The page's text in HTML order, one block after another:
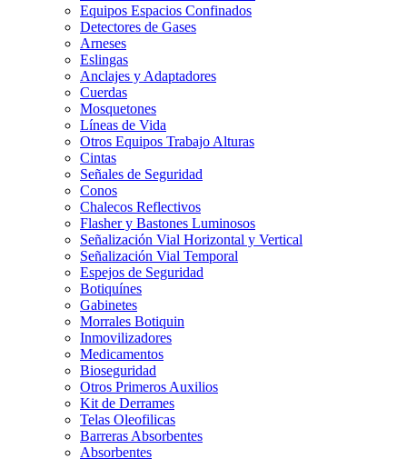
Equipos Espacios Confinados
Detectores de Gases
Arneses
Eslingas
Anclajes y Adaptadores
Cuerdas
Mosquetones
Líneas de Vida
Otros Equipos Trabajo Alturas
Cintas
Señales de Seguridad
Conos
Chalecos Reflectivos
Flasher y Bastones Luminosos
Señalización Vial Horizontal y Vertical
Señalización Vial Temporal
Espejos de Seguridad
Botiquínes
Gabinetes
Morrales Botiquin
Inmovilizadores
Medicamentos
Bioseguridad
Otros Primeros Auxilios
Kit de Derrames
Telas Oleofilicas
Barreras Absorbentes
Absorbentes